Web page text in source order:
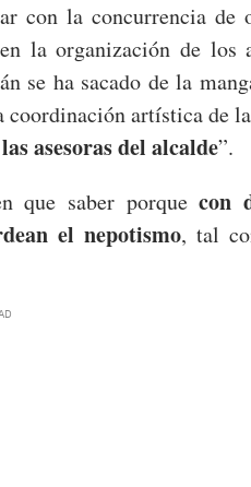
con la concurrencia de
la organización de los
se ha sacado de la
coordinación artística de
asesoras del alcalde”.
que saber porquecon
el nepotismo, tal